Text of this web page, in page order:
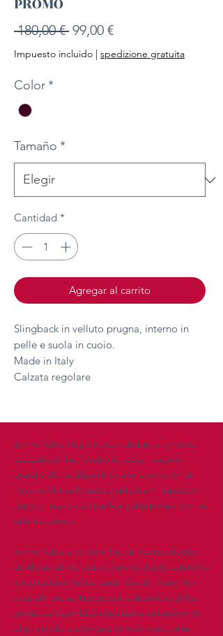
180,00 € Precio
99,00 €Precio
de
Impuesto incluido | spedizione gratuita
Color*
Tamaño *
Cantidad *
Agregar al carrito
Slingback in velluto prugna, interno in
pelle e suola in cuoio.
Made in Italy
Calzata regolare
Bienvenido a allegra eclectic design, la tienda de
accesorios online favorita de todos. Tenemos
grandes ofertas disponibles en una selección de
nuestras últimas llegadas y artículos en liquidación.
Explore nuestro catálogo hoy y ahorre mucho en su
próxima compra.
Bienvenido a la tienda online de diseño ecléctico
de Allegra donde cada artículo es elegido con mimo
y dedicación entre las tendencias del momento y
tus preferencias ¡Navega por la diapositiva de los
productos disponibles actualizados semanalmente,
elige y recibe tus compras cómodamente en tu